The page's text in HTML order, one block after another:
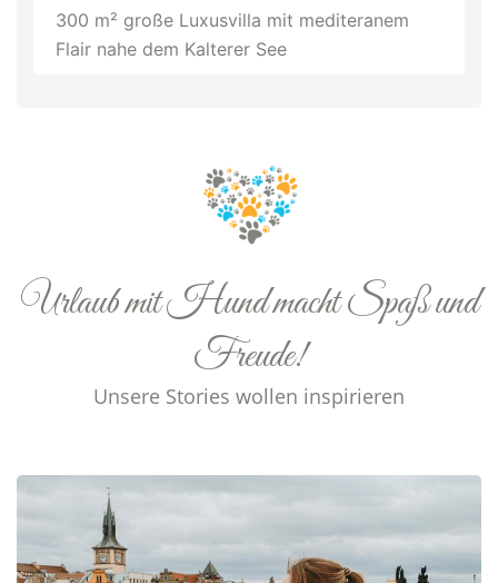
300 m² große Luxusvilla mit mediteranem
Flair nahe dem Kalterer See
Urlaub mit Hund macht Spaß und
Freude!
Unsere Stories wollen inspirieren